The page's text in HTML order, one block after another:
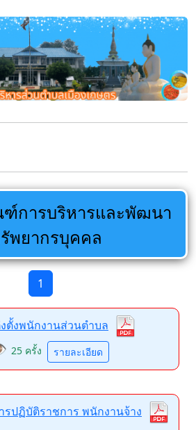
การบริหารและพัฒนา
พยากรบุคคล
1
ตั้งพนักงานส่วนตำบล
25 ครั้ง รายละเอียด
รปฏิบัติราชการ พนักงานจ้าง